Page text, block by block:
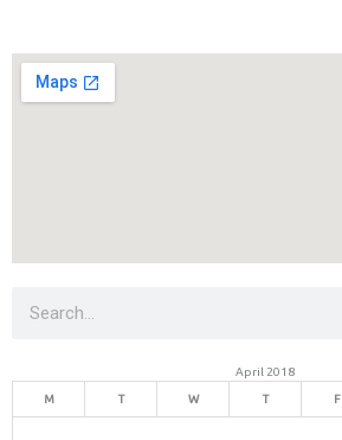
April 2018
M T W T F